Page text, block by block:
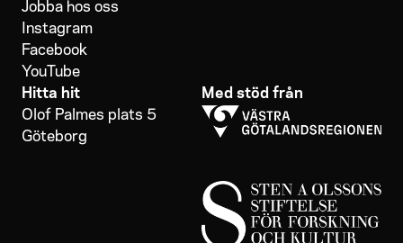
Jobba hos oss
Instagram
Facebook
YouTube
Hitta hit
Olof Palmes plats 5
Göteborg
Med stöd från